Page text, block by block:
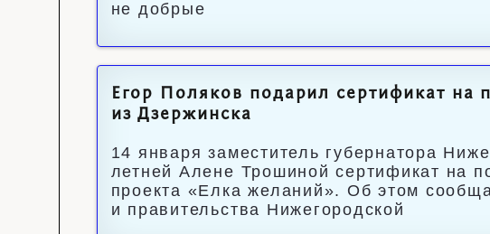
не добрые
Егор Поляков подарил сертификат на
из Дзержинска
14 января заместитель губернатора
летней Алене Трошиной сертификат на
проекта «Елка желаний». Об этом
и правительства Нижегородской